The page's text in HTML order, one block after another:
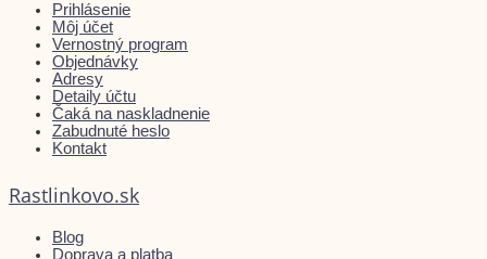
Prihlásenie
Môj účet
Vernostný program
Objednávky
Adresy
Detaily účtu
Čaká na naskladnenie
Zabudnuté heslo
Kontakt
Rastlinkovo.sk
Blog
Doprava a platba